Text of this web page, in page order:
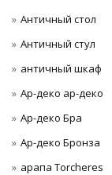
Античный стол
Античный стул
античный шкаф
Ар-деко ар-деко
Ар-деко Бра
Ар-деко Бронза
арапа Torcheres